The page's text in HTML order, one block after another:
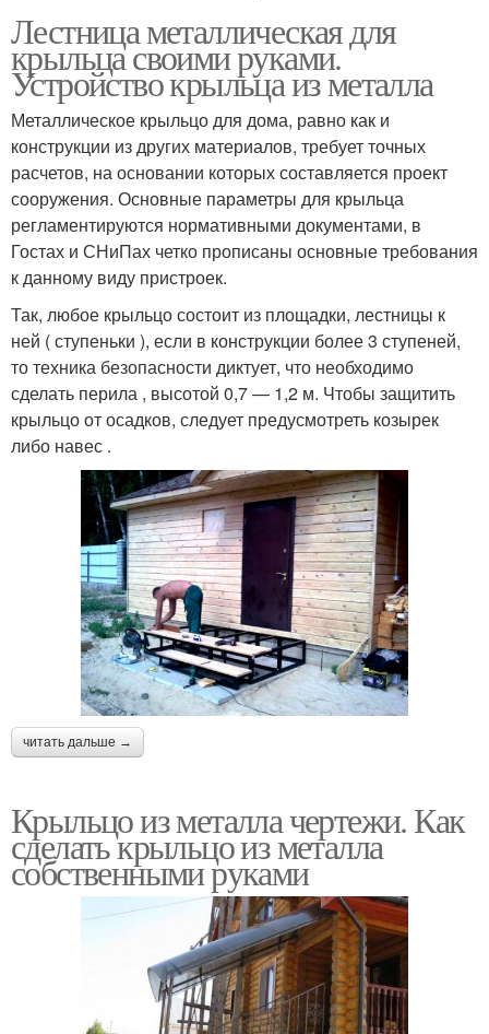
Лестница металлическая для
крыльца своими руками.
Устройство крыльца из металла
Металлическое крыльцо для дома, равно как и
конструкции из других материалов, требует точных
расчетов, на основании которых составляется проект
сооружения. Основные параметры для крыльца
регламентируются нормативными документами, в
Гостах и СНиПах четко прописаны основные требования
к данному виду пристроек.
Так, любое крыльцо состоит из площадки, лестницы к
ней ( ступеньки ), если в конструкции более 3 ступеней,
то техника безопасности диктует, что необходимо
сделать перила , высотой 0,7 — 1,2 м. Чтобы защитить
крыльцо от осадков, следует предусмотреть козырек
либо навес .
читать дальше →
Крыльцо из металла чертежи. Как
сделать крыльцо из металла
собственными руками